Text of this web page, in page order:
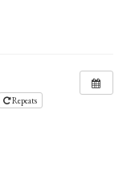
Repeats